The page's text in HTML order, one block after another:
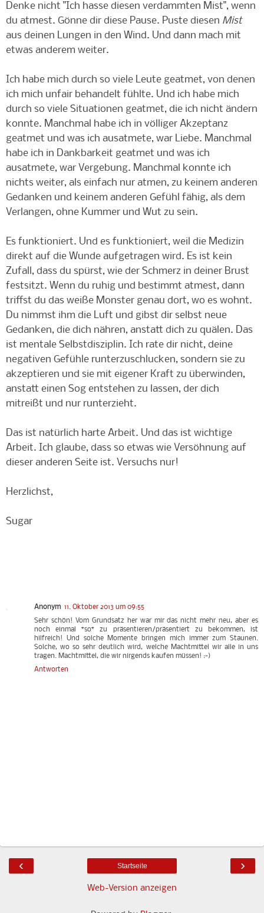
Denke nicht "Ich hasse diesen verdammten Mist", wenn
du atmest. Gönne dir diese Pause. Puste diesen Mist
aus deinen Lungen in den Wind. Und dann mach mit
etwas anderem weiter.
Ich habe mich durch so viele Leute geatmet, von denen
ich mich unfair behandelt fühlte. Und ich habe mich
durch so viele Situationen geatmet, die ich nicht ändern
konnte. Manchmal habe ich in völliger Akzeptanz
geatmet und was ich ausatmete, war Liebe. Manchmal
habe ich in Dankbarkeit geatmet und was ich
ausatmete, war Vergebung. Manchmal konnte ich
nichts weiter, als einfach nur atmen, zu keinem anderen
Gedanken und keinem anderen Gefühl fähig, als dem
Verlangen, ohne Kummer und Wut zu sein.
Es funktioniert. Und es funktioniert, weil die Medizin
direkt auf die Wunde aufgetragen wird. Es ist kein
Zufall, dass du spürst, wie der Schmerz in deiner Brust
festsitzt. Wenn du ruhig und bestimmt atmest, dann
triffst du das weiße Monster genau dort, wo es wohnt.
Du nimmst ihm die Luft und gibst dir selbst neue
Gedanken, die dich nähren, anstatt dich zu quälen. Das
ist mentale Selbstdisziplin. Ich rate dir nicht, deine
negativen Gefühle runterzuschlucken, sondern sie zu
akzeptieren und sie mit eigener Kraft zu überwinden,
anstatt einen Sog entstehen zu lassen, der dich
mitreißt und nur runterzieht.
Das ist natürlich harte Arbeit. Und das ist wichtige
Arbeit. Ich glaube, dass so etwas wie Versöhnung auf
dieser anderen Seite ist. Versuchs nur!
Herzlichst,
Sugar
Anonym 11. Oktober 2013 um 09:55
Sehr schön! Vom Grundsatz her war mir das nicht mehr neu, aber es
noch einmal *so* zu präsentieren/präsentiert zu bekommen, ist
hilfreich! Und solche Momente bringen mich immer zum Staunen.
Solche, wo so sehr deutlich wird, welche Machtmittel wir alle in uns
tragen. Machtmittel, die wir nirgends kaufen müssen! :-)
Antworten
‹ ›
Startseite
Web-Version anzeigen